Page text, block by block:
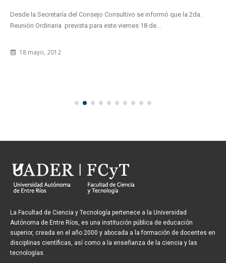
Desde la Secretaría del Consejo Consultivo se informó que la 2da.
Reunión Ordinaria prevista para este viernes 18 de...
18 mayo, 2012
La Facultad de Ciencia y Tecnología pertenece a la Universidad
Autónoma de Entre Ríos, es una institución pública de educación
superior, creada en el año 2000 y abocada a la formación de docentes en
disciplinas científicas, así como a la enseñanza de la ciencia y las
tecnologías.